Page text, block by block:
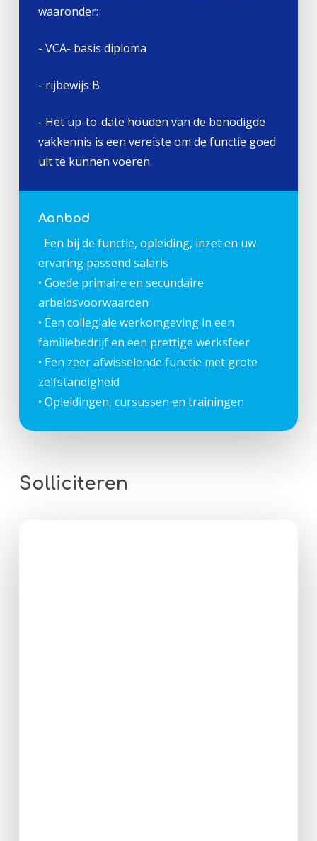
waaronder:
- VCA- basis diploma
- rijbewijs B
- Het up-to-date houden van de benodigde
vakkennis is een vereiste om de functie goed
uit te kunnen voeren.
Aanbod
Een bij de functie, opleiding, inzet en uw
ervaring passend salaris
• Goede primaire en secundaire
arbeidsvoorwaarden
• Een collegiale werkomgeving in een
familiebedrijf en een prettige werksfeer
• Een zeer afwisselende functie met grote
zelfstandigheid
• Opleidingen, cursussen en trainingen
Solliciteren